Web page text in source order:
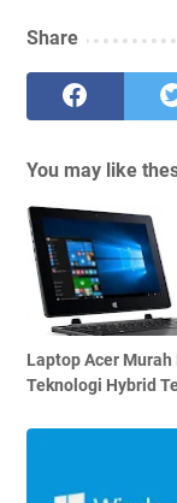
Share
You may like
Laptop Acer Murah
Teknologi Hybrid